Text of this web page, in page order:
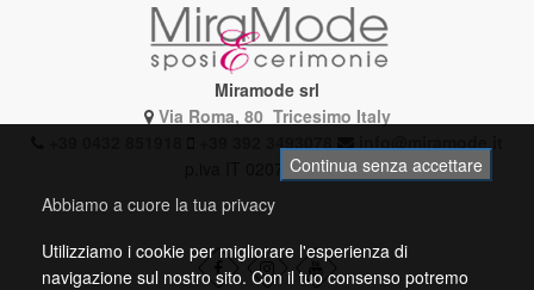
Miramode srl
Via Roma, 80 Tricesimo Italy
p.iva IT 02072510304Continua senza accettare
Abbiamo a cuore la tua privacy
Utilizziamo i cookie per migliorare l'esperienza di
navigazione sul nostro sito. Con il tuo consenso potremo